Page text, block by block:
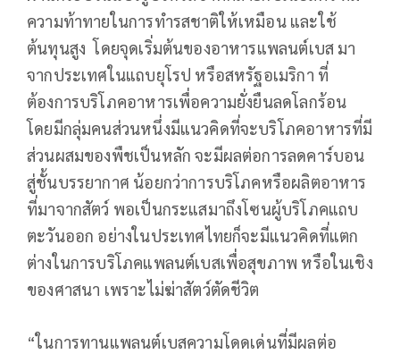
ความท้าทายในการทำรสชาติให้เหมือน และใช้
ต้นทุนสูง โดยจุดเริ่มต้นของอาหารแพลนต์เบส มา
จากประเทศในแถบยุโรป หรือสหรัฐอเมริกา ที่
ต้องการบริโภคอาหารเพื่อความยั่งยืนลดโลกร้อน
โดยมีกลุ่มคนส่วนหนึ่งมีแนวคิดที่จะบริโภคอาหารที่มี
ส่วนผสมของพืชเป็นหลัก จะมีผลต่อการลดคาร์บอน
สู่ชั้นบรรยากาศ น้อยกว่าการบริโภคหรือผลิตอาหาร
ที่มาจากสัตว์ พอเป็นกระแสมาถึงโซนผู้บริโภคแถบ
ตะวันออก อย่างในประเทศไทยก็จะมีแนวคิดที่แตก
ต่างในการบริโภคแพลนต์เบสเพื่อสุขภาพ หรือในเชิง
ของศาสนา เพราะไม่ฆ่าสัตว์ตัดชีวิต
“ในการทานแพลนต์เบสความโดดเด่นที่มีผลต่อ